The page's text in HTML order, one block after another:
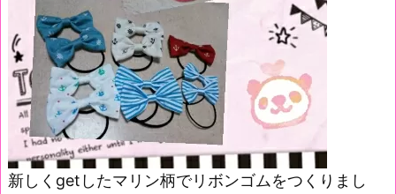
新しくgetしたマリン柄でリボンゴムをつくりまし